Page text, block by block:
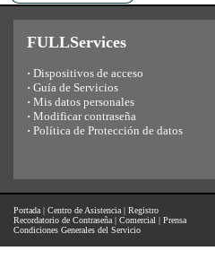
FULLServices
· Dispositivos de acceso
· Guía de Servicios
· Mis datos personales
· Modificar contraseña
· Política de Protección de datos
Portada | Centro de Asistencia | Registro
Recordatorio de Contraseña | Comercial | Prensa
Condiciones Generales del Servicio